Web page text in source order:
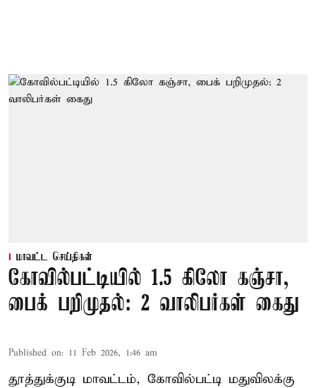
மாவட்ட செய்திகள்
கோவில்பட்டியில் 1.5 கிலோ கஞ்சா,
பைக் பறிமுதல்: 2 வாலிபர்கள் கைது
Published on: 11 Feb 2026, 1:46 am
தூத்துக்குடி மாவட்டம், கோவில்பட்டி மதுவிலக்கு